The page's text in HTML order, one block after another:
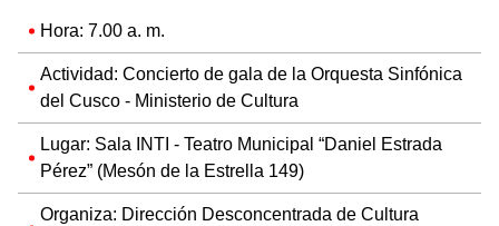
Hora: 7.00 a. m.
Actividad: Concierto de gala de la Orquesta Sinfónica
del Cusco - Ministerio de Cultura
Lugar: Sala INTI - Teatro Municipal “Daniel Estrada
Pérez” (Mesón de la Estrella 149)
Organiza: Dirección Desconcentrada de Cultura